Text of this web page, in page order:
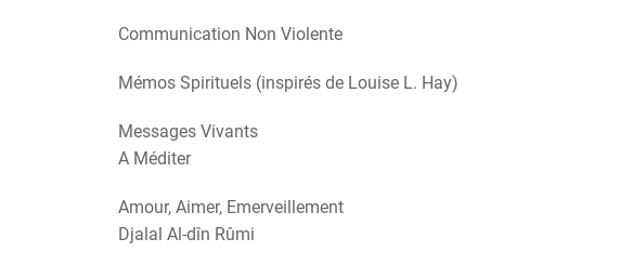
Communication Non Violente
Mémos Spirituels (inspirés de Louise L. Hay)
Messages Vivants
A Méditer
Amour, Aimer, Emerveillement
Djalal Al-dîn Rûmi